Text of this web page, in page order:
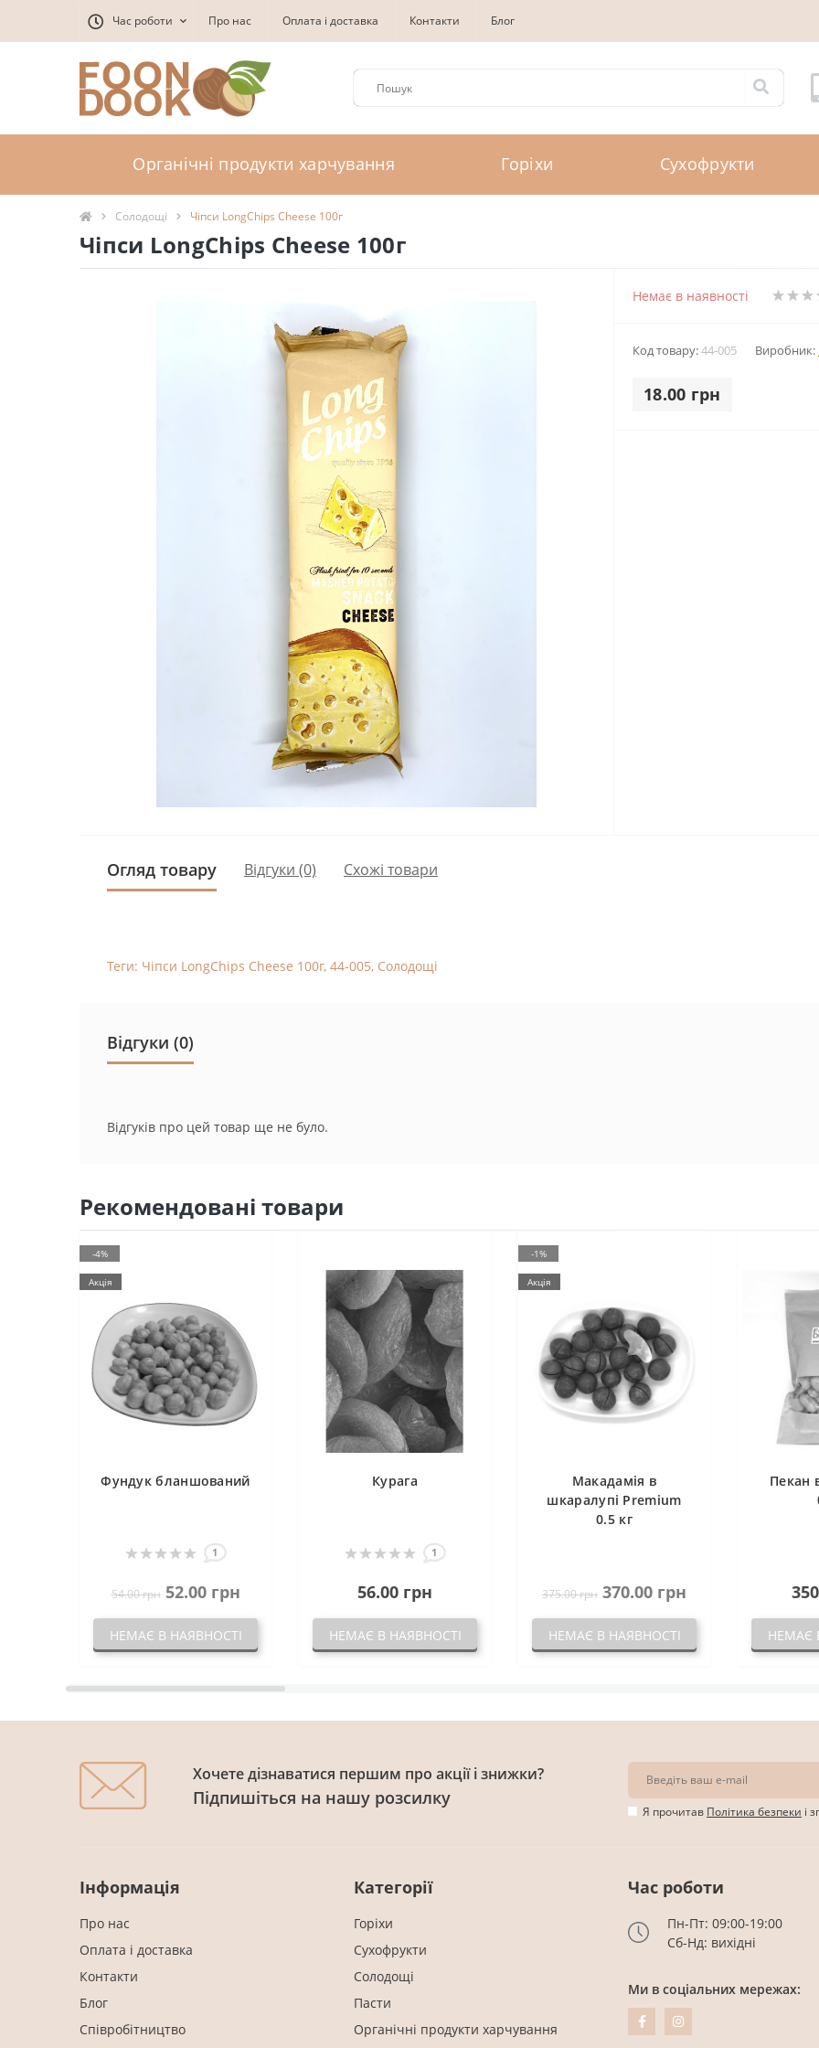
Час роботи Про нас Оплата і доставка Контакти Блог
Органічні продукти харчування Горіхи Сухофрукти
Солодощі Чіпси LongChips Cheese 100г
Чіпси LongChips Cheese 100г
Немає в наявності
Код товару:44-005 Виробник:
18.00 грн
Огляд товару Відгуки (0) Схожі товари
Теги: Чіпси LongChips Cheese 100г, 44-005, Солодощі
Відгуки (0)
Відгуків про цей товар ще не було.
Рекомендовані товари
-4%
Акція
Фундук бланшований
1
54.00 грн 52.00 грн
НЕМАЄ В НАЯВНОСТІ
Курага
1
56.00 грн
НЕМАЄ В НАЯВНОСТІ
-1%
Акція
Макадамія в
шкаралупі Premium
0.5 кг
375.00 грн 370.00 грн
НЕМАЄ В НАЯВНОСТІ
Пекан
НЕМАЄ
Хочете дізнаватися першим про акції і знижки?
Підпишіться на нашу розсилку
Я прочитав Політика безпеки і
Інформація
Про нас
Оплата і доставка
Контакти
Блог
Співробітництво
Категорії
Горіхи
Cухофрукти
Солодощі
Пасти
Органічні продукти харчування
Час роботи
Пн-Пт: 09:00-19:00
Сб-Нд: вихідні
Ми в соціальних мережах: